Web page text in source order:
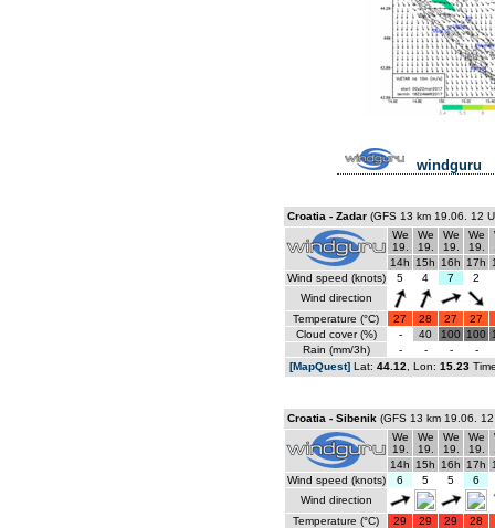
windguru
Croatia - Zadar (GFS 13 km 19.06. 12
We
19.
We
19.
We
19.
We
19.
14h
15h 16h 17h
Wind speed (knots)
5 4 7
2
Wind direction
Temperature (°C)
27 28 27
27
Cloud cover (%)
- 40 100 100
Rain (mm/3h)
- - -
-
[MapQuest] Lat: 44.12 , Lon: 15.23
Croatia - Sibenik (GFS 13 km 19.06. 12
We
19.
We
19.
We
19.
We
19.
14h
15h 16h 17h
Wind speed (knots)
6 5 5
6
Wind direction
Temperature (°C)
29 29 29
28